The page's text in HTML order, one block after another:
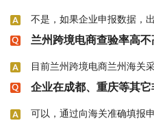
不是，如果企业申报数据，
兰州跨境电商查验率高
目前兰州跨境电商兰州海关
企业在成都、重庆等其
可以，通过向海关准确填报